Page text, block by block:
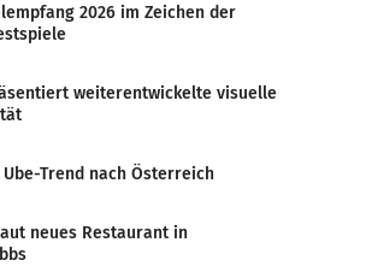
2026 im Zeichen der
weiterentwickelte visuelle
Trend nach Österreich
neues Restaurant in